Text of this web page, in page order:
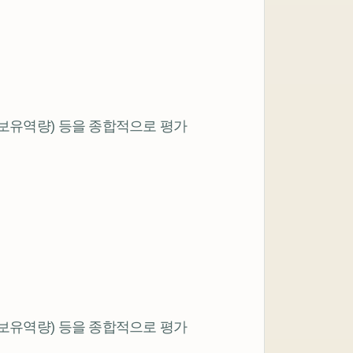
유역량) 등을 종합적으로 평가
유역량) 등을 종합적으로 평가